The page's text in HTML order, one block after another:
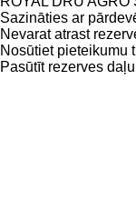
Sazināties ar
Nevarat atrast
Nosūtiet pieteikumu
Pasūtīt rezerves daļu